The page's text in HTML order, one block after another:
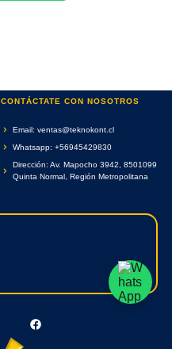
CONTÁCTATE CON NOSOTROS
Email: ventas@teknokont.cl
Whatsapp: +56945429830
Dirección: Av. Mapocho 3942, 8501099
Quinta Normal, Región Metropolitana